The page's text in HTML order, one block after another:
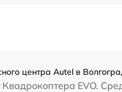
центра Autel в
EVO.